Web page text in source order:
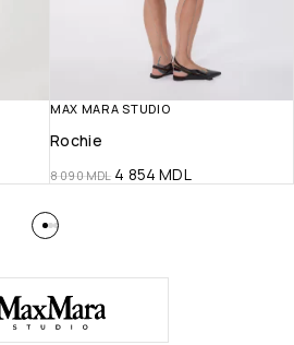
MAX MARA STUDIO
Rochie
8 090MDL 4 854MDL